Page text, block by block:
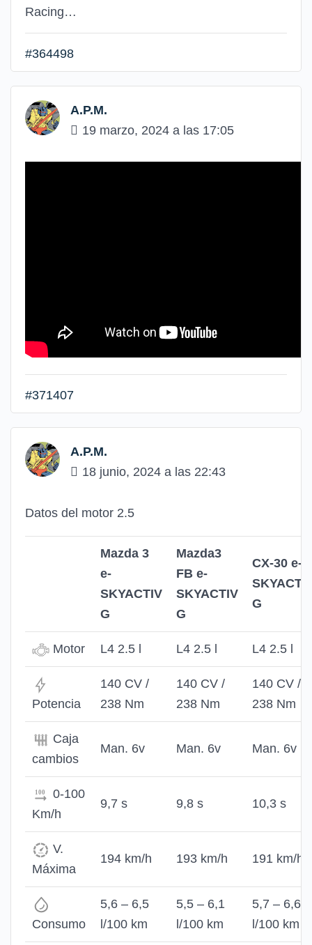
Racing…
#364498
A.P.M.
19 marzo, 2024 a las 17:05
#371407
A.P.M.
18 junio, 2024 a las 22:43
Datos del motor 2.5
Mazda 3
e-
SKYACTIV
G
Mazda3
FB e-
SKYACTIV
G
CX-30 e-
G
Motor L4 2.5 l L4 2.5 l L4 2.5 l
Potencia
140 CV /
238 Nm
140 CV /
238 Nm
140 CV /
238 Nm
Caja
cambios
Man. 6v Man. 6v Man. 6v
0-100
Km/h
9,7 s 9,8 s 10,3 s
V.
Máxima
194 km/h 193 km/h 191 km/h
Consumo
5,6 – 6,5
l/100 km
5,5 – 6,1
l/100 km
5,7 – 6,6
l/100 km